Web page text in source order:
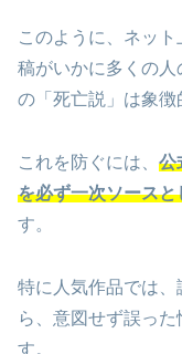
このように、ネッ
稿がいかに多くの人
の「死亡説」は象徴
これを防ぐには、 公
を必ず一次ソースと
す。
特に人気作品では
ら、意図せず誤っ
す。